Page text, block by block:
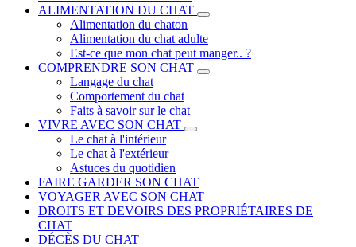
ALIMENTATION DU CHAT
Alimentation du chaton
Alimentation du chat adulte
Est-ce que mon chat peut manger.. ?
COMPRENDRE SON CHAT
Langage du chat
Comportement du chat
Faits à savoir sur le chat
VIVRE AVEC SON CHAT
Le chat à l'intérieur
Le chat à l'extérieur
Astuces du quotidien
FAIRE GARDER SON CHAT
VOYAGER AVEC SON CHAT
DROITS ET DEVOIRS DES PROPRIÉTAIRES DE
CHAT
DÉCÈS DU CHAT